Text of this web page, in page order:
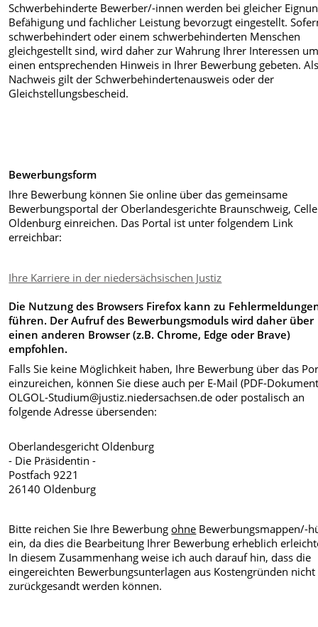
Schwerbehinderte Bewerber/-innen werden bei gleicher
Befähigung und fachlicher Leistung bevorzugt eingestellt.
schwerbehindert oder einem schwerbehinderten Menschen
gleichgestellt sind, wird daher zur Wahrung Ihrer Interessen
einen entsprechenden Hinweis in Ihrer Bewerbung gebeten.
Nachweis gilt der Schwerbehindertenausweis oder der
Gleichstellungsbescheid.
Bewerbungsform
Ihre Bewerbung können Sie online über das gemeinsame
Bewerbungsportal der Oberlandesgerichte Braunschweig,
Oldenburg einreichen. Das Portal ist unter folgendem Link
erreichbar:
Ihre Karriere in der niedersächsischen Justiz
Die Nutzung des Browsers Firefox kann zu
führen. Der Aufruf des Bewerbungsmoduls wird daher über
einen anderen Browser (z.B. Chrome, Edge oder Brave)
empfohlen.
Falls Sie keine Möglichkeit haben, Ihre Bewerbung über das
einzureichen, können Sie diese auch per E-Mail (PDF-
OLGOL-Studium@justiz.niedersachsen.de oder postalisch an
folgende Adresse übersenden:
Oberlandesgericht Oldenburg
- Die Präsidentin -
Postfach 9221
26140 Oldenburg
Bitte reichen Sie Ihre Bewerbungohne Bewerbungsmappen/-
ein, da dies die Bearbeitung Ihrer Bewerbung erheblich
In diesem Zusammenhang weise ich auch darauf hin, dass die
eingereichten Bewerbungsunterlagen aus Kostengründen nicht
zurückgesandt werden können.